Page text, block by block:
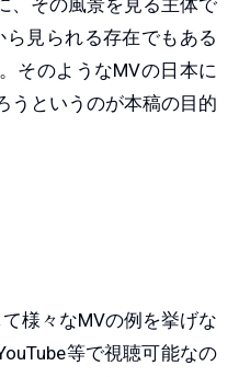
、その風景を見る主体で
見られる存在でもある
そのようなMVの日本に
うというのが本稿の目的
様々なMVの例を挙げな
等で視聴可能なの